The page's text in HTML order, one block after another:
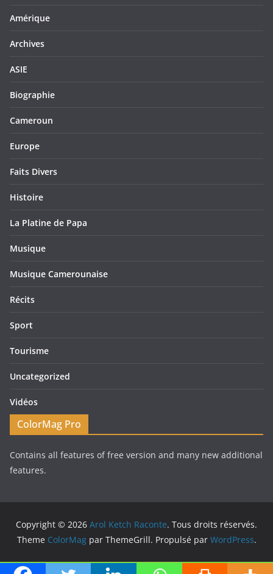
Amérique
Archives
ASIE
Biographie
Cameroun
Europe
Faits Divers
Histoire
La Platine de Papa
Musique
Musique Camerounaise
Récits
Sport
Tourisme
Uncategorized
Vidéos
ColorMag Pro
Contains all features of free version and many new additional
features.
Copyright © 2026 Arol Ketch Raconte. Tous droits réservés.
Theme ColorMagpar ThemeGrill. Propulsé par WordPress.